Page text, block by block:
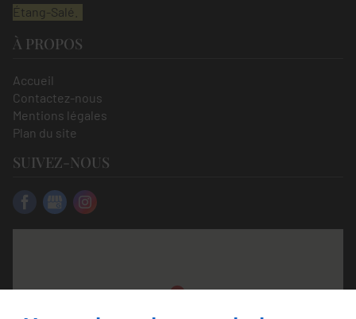
Étang-Salé.
À PROPOS
Accueil
Contactez-nous
Mentions légales
Plan du site
SUIVEZ-NOUS